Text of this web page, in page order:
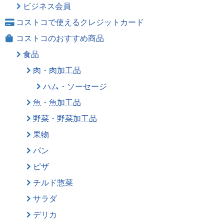
ビジネス会員
コストコで使えるクレジットカード
コストコのおすすめ商品
食品
肉・肉加工品
ハム・ソーセージ
魚・魚加工品
野菜・野菜加工品
果物
パン
ピザ
チルド惣菜
サラダ
デリカ